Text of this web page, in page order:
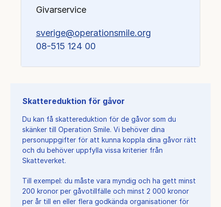
Givarservice
sverige@operationsmile.org
08-515 124 00
Skattereduktion för gåvor
Du kan få skattereduktion för de gåvor som du
skänker till Operation Smile. Vi behöver dina
personuppgifter för att kunna koppla dina gåvor rätt
och du behöver uppfylla vissa kriterier från
Skatteverket.
Till exempel: du måste vara myndig och ha gett minst
200 kronor per gåvotillfälle och minst 2 000 kronor
per år till en eller flera godkända organisationer för